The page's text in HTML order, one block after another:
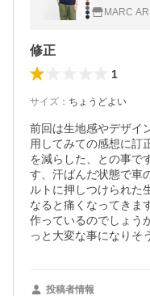
本製 メンズ
MARC
修正
1
サイズ ： ちょうどよい
前回は生地感やデザイ
用してみての感想に訂
を減らした、との事で
す、汗ばんだ状態で車
ルトに押しつけられた
なると痛くなってきま
作っているのでしょう
っと大変な事になりそ
投稿者情報